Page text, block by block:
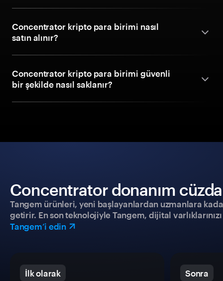
Concentrator kripto para birimi nasıl
satın alınır?
Concentrator kripto para birimi güvenli
bir şekilde nasıl saklanır?
Concentrator donanım
Tangem ürünleri, yeni başlayanlardan uzmanlara
getirir. En son teknolojiyle Tangem, dijital
Tangem’i edin
İlk olarak Sonra